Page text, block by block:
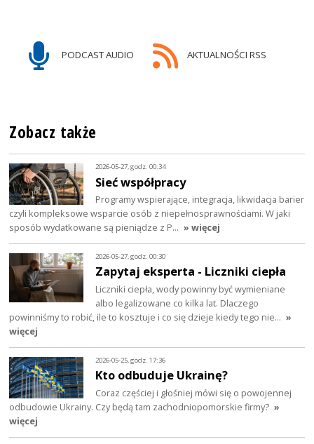
PODCAST AUDIO AKTUALNOŚCI RSS
Zobacz także
2026-05-27, godz. 00:34
Sieć współpracy
Programy wspierające, integracja, likwidacja barier
czyli kompleksowe wsparcie osób z niepełnosprawnościami. W jaki
sposób wydatkowane są pieniądze z P… » więcej
2026-05-27, godz. 00:30
Zapytaj eksperta - Liczniki ciepła
Liczniki ciepła, wody powinny być wymieniane
albo legalizowane co kilka lat. Dlaczego
powinniśmy to robić, ile to kosztuje i co się dzieje kiedy tego nie… »
więcej
2026-05-25, godz. 17:36
Kto odbuduje Ukrainę?
Coraz częściej i głośniej mówi się o powojennej
odbudowie Ukrainy. Czy będą tam zachodniopomorskie firmy? »
więcej